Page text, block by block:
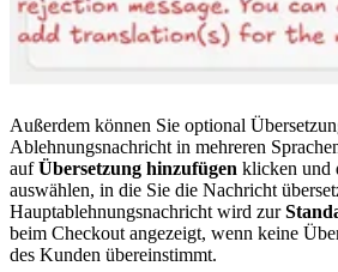
Außerdem können Sie optional
Ablehnungsnachricht in mehreren
aufÜbersetzung hinzufügen klicken und
auswählen, in die Sie die Nachricht
Hauptablehnungsnachricht wird zur
beim Checkout angezeigt, wenn keine
des Kunden übereinstimmt.